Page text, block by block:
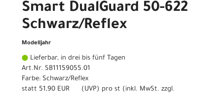
Smart DualGuard 50-622
Schwarz/Reflex
Modelljahr
Lieferbar, in drei bis fünf Tagen
Art.Nr. SB11159055.01
Farbe: Schwarz/Reflex
statt 51,90 EUR ( UVP) pro st (inkl. MwSt. zzgl.